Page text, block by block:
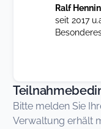
Ralf
seit 2017
Bitte melden Sie
Verwaltung erhält